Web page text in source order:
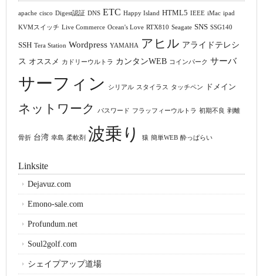
apache cisco Digest認証 DNS ETC Happy Island HTML5 IEEE iMac ipad
KVMスイッチ Live Commerce Ocean's Love RTX810 Seagate SNS SSG140
SSH Tera Station Wordpress YAMAHA アヒル アライドテレシ
ス オススメ カドリーウルトラ カンタンWEB コインパーク サーバ
サーフィン シリアル スタイラス タッチペン ドメイン
ネットワーク パスワード フラッフィーウルトラ 初期不良 剥離
骨折 台湾 幸島 柔軟剤 波乗り 猿 簡単WEB 酔っぱらい
Linksite
Dejavuz.com
Emono-sale.com
Profundum.net
Soul2golf.com
シェイプアップ道場